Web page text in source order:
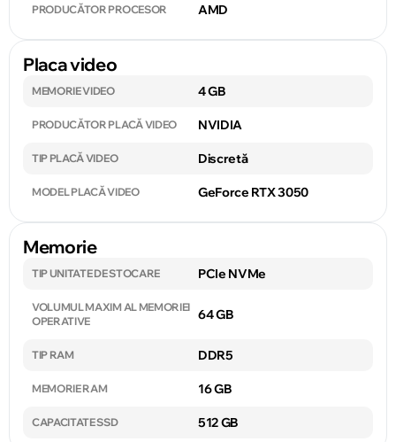
PRODUCĂTOR PROCESOR AMD
Placa video
MEMORIE VIDEO 4 GB
PRODUCĂTOR PLACĂ VIDEO NVIDIA
TIP PLACĂ VIDEO Discretă
MODEL PLACĂ VIDEO GeForce RTX 3050
Memorie
TIP UNITATE DE STOCARE PCIe NVMe
VOLUMUL MAXIM AL MEMORIEI
OPERATIVE
64 GB
TIP RAM DDR5
MEMORIE RAM 16 GB
CAPACITATE SSD 512 GB